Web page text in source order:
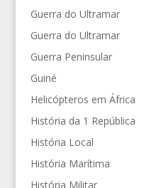
Guerra do Ultramar
Guerra do Ultramar
Guerra Peninsular
Guiné
Helicópteros em África
História da 1 República
História Local
História Marítima
História Militar